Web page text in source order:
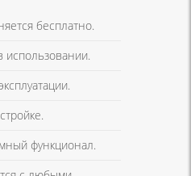
бесплатно.
использовании.
функционал.